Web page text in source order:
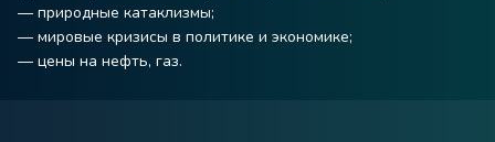
— природные катаклизмы;
— мировые кризисы в политике и экономике;
— цены на нефть, газ.